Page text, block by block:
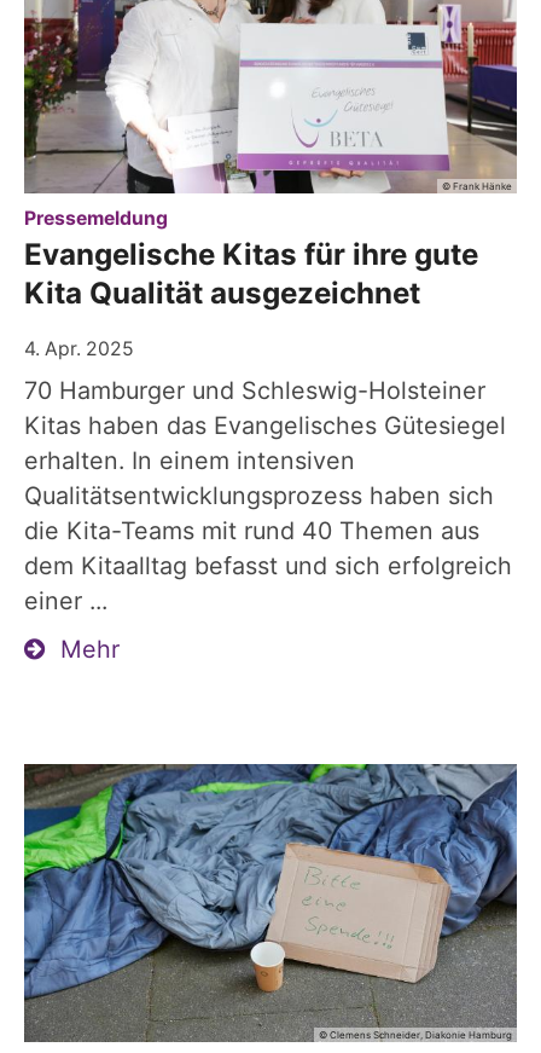
© Frank Hänke
Pressemeldung
Evangelische Kitas für ihre gute
Kita Qualität ausgezeichnet
4. Apr. 2025
70 Hamburger und Schleswig-Holsteiner
Kitas haben das Evangelisches Gütesiegel
erhalten. In einem intensiven
Qualitätsentwicklungsprozess haben sich
die Kita-Teams mit rund 40 Themen aus
dem Kitaalltag befasst und sich erfolgreich
einer ...
Mehr
© Clemens Schneider, Diakonie Hamburg